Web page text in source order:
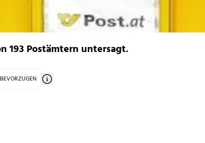
193 Postämtern untersagt.